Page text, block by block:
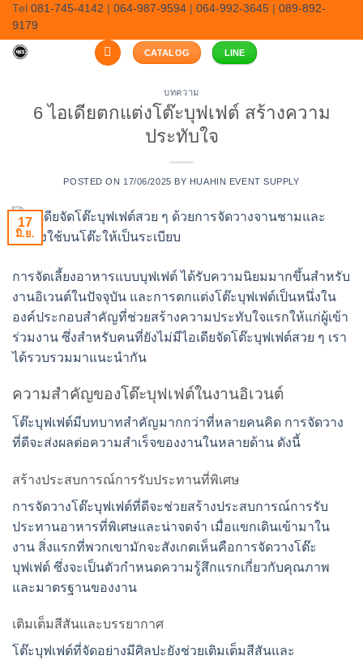
Skip
content
Tel 081-745-4142 064-987-9594 064-992-3645
089-892-
9179
CATALOG LINE
บทความ
6 ไอเดียตกแต่งโต๊ะบุฟเฟต์ สร้างความ
ประทับใจ
POSTED ON 17/06/2025 BY HUAHIN EVENT SUPPLY
17
มิ.ย.
การจัดเลี้ยงอาหารแบบบุฟเฟต์ ได้รับความนิยมมากขึ้นสำหรับ
งานอิเวนต์ในปัจจุบัน และการตกแต่งโต๊ะบุฟเฟต์เป็นหนึ่งใน
องค์ประกอบสำคัญที่ช่วยสร้างความประทับใจแรกให้แก่ผู้เข้า
ร่วมงาน ซึ่งสำหรับคนที่ยังไม่มีไอเดียจัดโต๊ะบุฟเฟต์สวย ๆ เรา
ได้รวบรวมมาแนะนำกัน
ความสำคัญของโต๊ะบุฟเฟต์ในงานอิเวนต์
โต๊ะบุฟเฟต์มีบทบาทสำคัญมากกว่าที่หลายคนคิด การจัดวาง
ที่ดีจะส่งผลต่อความสำเร็จของงานในหลายด้าน ดังนี้
สร้างประสบการณ์การรับประทานที่พิเศษ
การจัดวางโต๊ะบุฟเฟต์ที่ดีจะช่วยสร้างประสบการณ์การรับ
ประทานอาหารที่พิเศษและน่าจดจำ เมื่อแขกเดินเข้ามาใน
งาน สิ่งแรกที่พวกเขามักจะสังเกตเห็นคือการจัดวางโต๊ะ
บุฟเฟต์ ซึ่งจะเป็นตัวกำหนดความรู้สึกแรกเกี่ยวกับคุณภาพ
และมาตรฐานของงาน
เติมเต็มสีสันและบรรยากาศ
โต๊ะบุฟเฟต์ที่จัดอย่างมีศิลปะยังช่วยเติมเต็มสีสันและ